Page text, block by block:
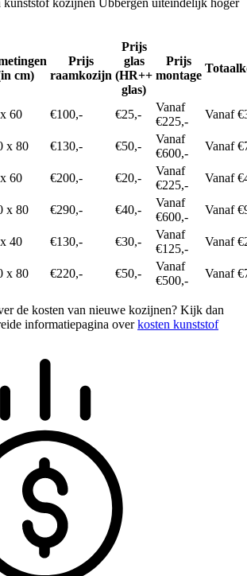
kunststof kozijnen Ubbergen uiteindelijk hoger
cm)
Prijs
raamkozijn
Prijs
glas
(HR++
glas)
Prijs
montage
60 €100,- €25,-
Vanaf
€225,-
Vanaf
x 80 €130,- €50,-
Vanaf
€600,-
Vanaf
60 €200,- €20,-
Vanaf
€225,-
Vanaf
x 80 €290,- €40,-
Vanaf
€600,-
Vanaf
40 €130,- €30,-
Vanaf
€125,-
Vanaf
x 80 €220,- €50,-
Vanaf
€500,-
Vanaf
de kosten van nieuwe kozijnen? Kijk dan
informatiepagina overkosten kunststof